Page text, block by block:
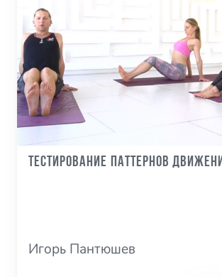
Тестирование паттернов
Игорь Пантюшев